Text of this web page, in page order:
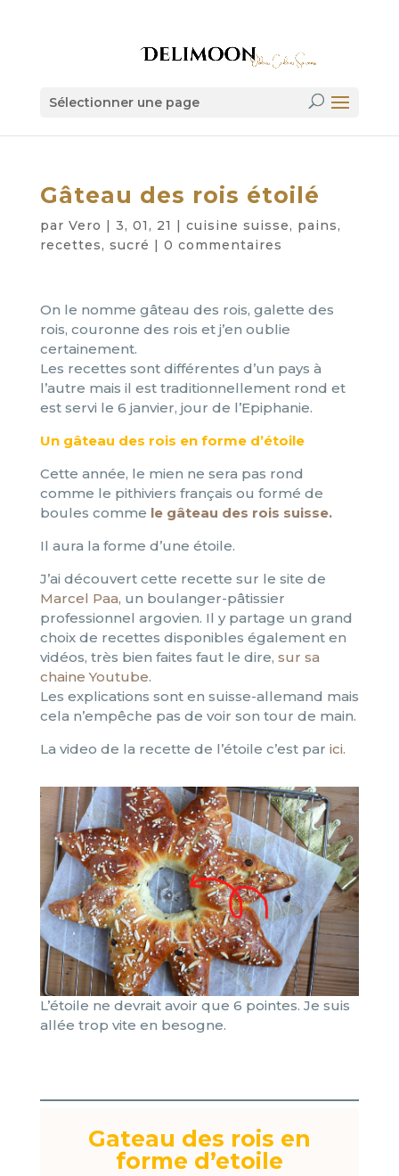
Sélectionner une page
Gâteau des rois étoilé
par Vero | 3, 01, 21 | cuisine suisse, pains,
recettes, sucré | 0 commentaires
On le nomme gâteau des rois, galette des
rois, couronne des rois et j’en oublie
certainement.
Les recettes sont différentes d’un pays à
l’autre mais il est traditionnellement rond et
est servi le 6 janvier, jour de l’Epiphanie.
Un gâteau des rois en forme d’étoile
Cette année, le mien ne sera pas rond
comme le pithiviers français ou formé de
boules comme le gâteau des rois suisse.
Il aura la forme d’une étoile.
J’ai découvert cette recette sur le site de
Marcel Paa, un boulanger-pâtissier
professionnel argovien. Il y partage un grand
choix de recettes disponibles également en
vidéos, très bien faites faut le dire, sur sa
chaine Youtube.
Les explications sont en suisse-allemand mais
cela n’empêche pas de voir son tour de main.
La video de la recette de l’étoile c’est par ici.
L’étoile ne devrait avoir que 6 pointes. Je suis
allée trop vite en besogne.
Gateau des rois en
forme d’etoile